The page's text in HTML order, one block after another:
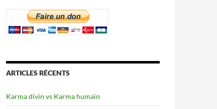
ARTICLES RÉCENTS
Karma divin vs Karma humain